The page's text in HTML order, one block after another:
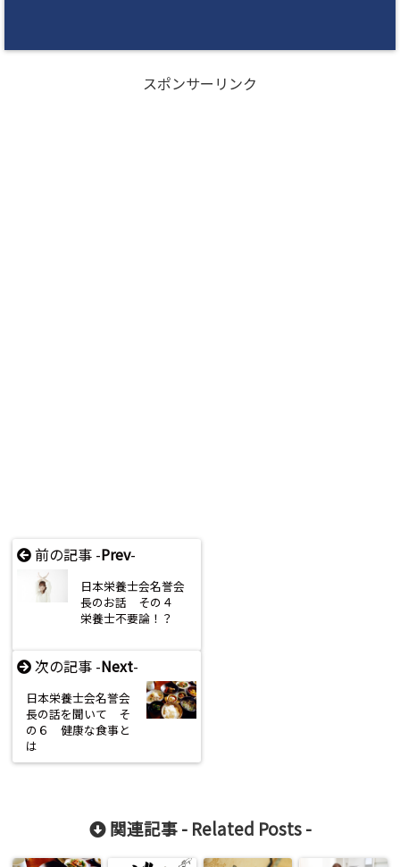
スポンサーリンク
前の記事 -Prev-
日本栄養士会名誉会
長のお話 その４
栄養士不要論！？
次の記事 -Next-
日本栄養士会名誉会
長の話を聞いて そ
の６ 健康な食事と
は
関連記事 - Related Posts-